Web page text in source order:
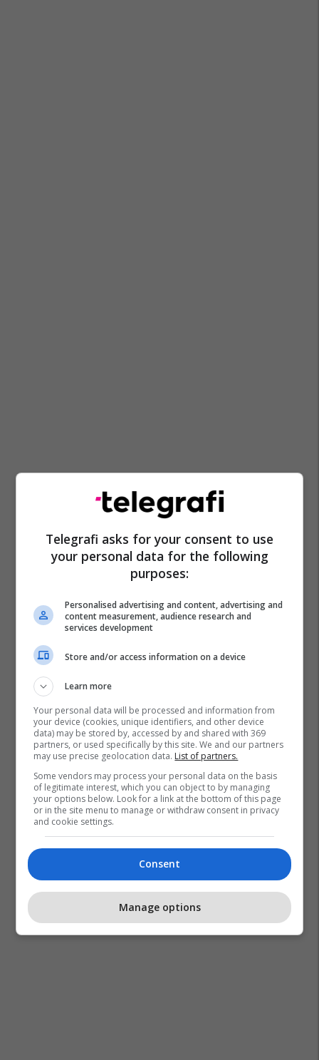
Ermal Mamaqi
Telegrafi asks for your consent to use
your personal data for the following
purposes:
Personalised advertising and content, advertising and
content measurement, audience research and
services development
Store and/or access information on a device
Learn more
Your personal data will be processed and information from
your device (cookies, unique identifiers, and other device
data) may be stored by, accessed by and shared with 369
partners, or used specifically by this site. We and our partners
may use precise geolocation data. List of partners.
Some vendors may process your personal data on the basis
of legitimate interest, which you can object to by managing
your options below. Look for a link at the bottom of this page
or in the site menu to manage or withdraw consent in privacy
and cookie settings.
Consent
Manage options